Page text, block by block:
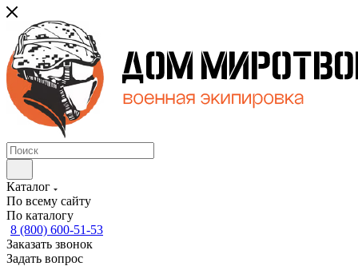
Каталог
По всему сайту
По каталогу
8 (800) 600-51-53
Заказать звонок
Задать вопрос